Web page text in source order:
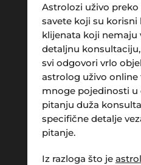
Astrolozi uživo
savete koji su
klijenata koji nemaju
detaljnu konsultaciju,
svi odgovori vrlo
astrolog uživo
mnoge pojedinosti u
pitanju duža
specifične detalje
pitanje.
Iz razloga što je